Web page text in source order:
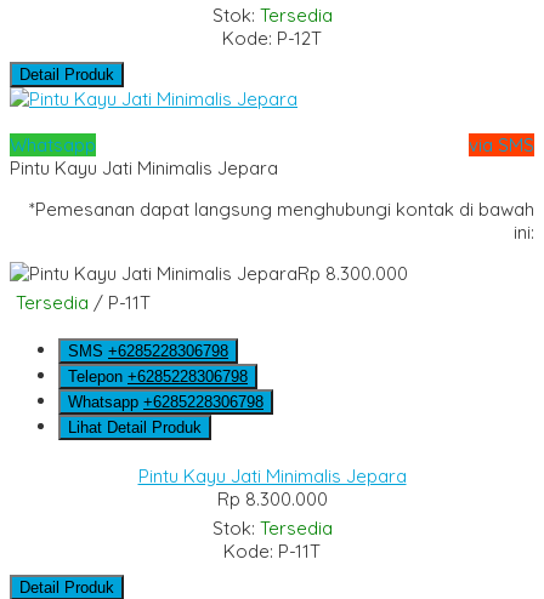
Stok: Tersedia
Kode: P-12T
Detail Produk
Whatsapp
via SMS
Pintu Kayu Jati Minimalis Jepara
*Pemesanan dapat langsung menghubungi kontak di bawah
ini:
Rp 8.300.000
Tersedia / P-11T
SMS +6285228306798
Telepon +6285228306798
Whatsapp +6285228306798
Lihat Detail Produk
Pintu Kayu Jati Minimalis Jepara
Rp 8.300.000
Stok: Tersedia
Kode: P-11T
Detail Produk